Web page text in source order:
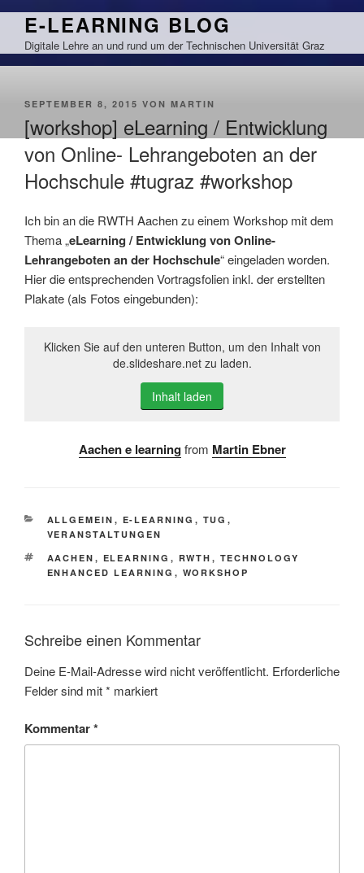
Zum
springen
E-LEARNING BLOG
Digitale Lehre an und rund um der Technischen Universität Graz
VERÖFFENTLICHT
SEPTEMBER 8, 2015 VON MARTIN
[workshop] eLearning / Entwicklung
von Online- Lehrangeboten an der
Hochschule #tugraz #workshop
Ich bin an die RWTH Aachen zu einem Workshop mit dem
Thema „eLearning / Entwicklung von Online-
Lehrangeboten an der Hochschule“ eingeladen worden.
Hier die entsprechenden Vortragsfolien inkl. der erstellten
Plakate (als Fotos eingebunden):
Klicken Sie auf den unteren Button, um den Inhalt von
de.slideshare.net zu laden.
Inhalt laden
Aachen e learning from Martin Ebner
KATEGORIEN
ALLGEMEIN , E-LEARNING , TUG ,
VERANSTALTUNGEN
SCHLAGWÖRTER
AACHEN , ELEARNING , RWTH , TECHNOLOGY
ENHANCED LEARNING , WORKSHOP
Schreibe einen Kommentar
Deine E-Mail-Adresse wird nicht veröffentlicht. Erforderliche
Felder sind mit* markiert
Kommentar*